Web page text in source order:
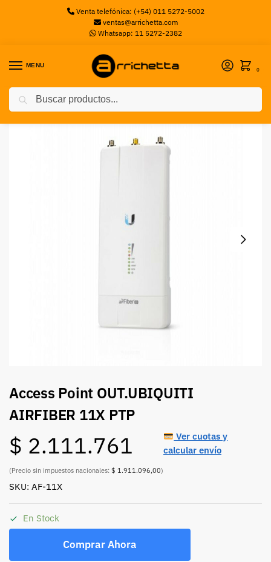
Venta telefónica: (+54) 011 5272-5002
ventas@arrichetta.com
Whatsapp: 11 5272-2382
MENU
0
Inicio Access Point / Access Point OUT.UBIQUITI AIRFIBER 11X PTP
Access Point OUT.UBIQUITI
AIRFIBER 11X PTP
$ 2.111.761
(Precio sin impuestos nacionales: $ 1.911.096,00)
Ver cuotas y
calcular envío
SKU: AF-11X
En Stock
Comprar Ahora